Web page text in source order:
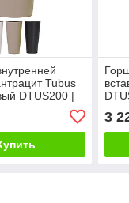
Tubus
DTUS200 |
3